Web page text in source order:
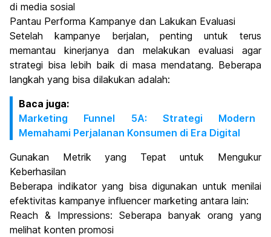
di media sosial
Pantau Performa Kampanye dan Lakukan Evaluasi
Setelah kampanye berjalan, penting untuk terus
memantau kinerjanya dan melakukan evaluasi agar
strategi bisa lebih baik di masa mendatang. Beberapa
langkah yang bisa dilakukan adalah:
Baca juga:
Marketing Funnel 5A: Strategi Modern
Memahami Perjalanan Konsumen di Era Digital
Gunakan Metrik yang Tepat untuk Mengukur
Keberhasilan
Beberapa indikator yang bisa digunakan untuk menilai
efektivitas kampanye influencer marketing antara lain:
Reach & Impressions: Seberapa banyak orang yang
melihat konten promosi